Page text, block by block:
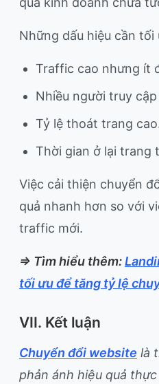
Những dấu hiệu cần tối
Traffic cao nhưng ít
Nhiều người truy
Tỷ lệ thoát trang
Thời gian ở lại trang
Việc cải thiện chuyển
quả nhanh hơn so với
traffic mới.
=> Tìm hiểu thêm:
tối ưu để tăng tỷ lệ
VII. Kết luận
Chuyển đổi website là
phản ánh hiệu quả